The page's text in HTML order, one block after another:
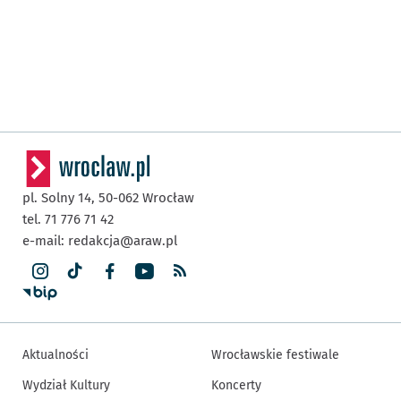
pl. Solny 14, 50-062 Wrocław
tel. 71 776 71 42
e-mail: redakcja@araw.pl
Aktualności
Wydział Kultury
Wrocławskie festiwale
Koncerty